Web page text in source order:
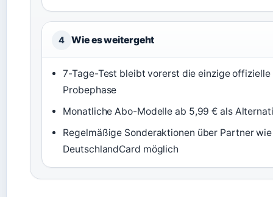
4 Wie es weitergeht
7-Tage-Test bleibt vorerst die einzige offizielle
Probephase
Monatliche Abo-Modelle ab 5,99 € als
Regelmäßige Sonderaktionen über Partner wie
DeutschlandCard möglich